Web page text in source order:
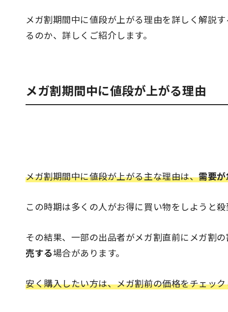
メガ割期間中に値段が上がる理由を詳しく解説
るのか、詳しくご紹介します。
メガ割期間中に値段が上がる理由
メガ割期間中に値段が上がる主な理由は、需要
この時期は多くの人がお得に買い物をしようと
その結果、一部の出品者がメガ割直前にメガ割の
売する場合があります。
安く購入したい方は、メガ割前の価格をチェッ